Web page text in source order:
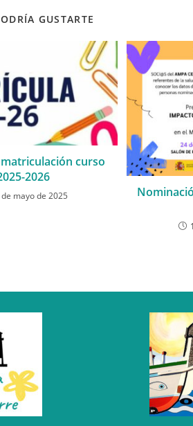
GUSTARTE
curso
2026
mayo de 2025